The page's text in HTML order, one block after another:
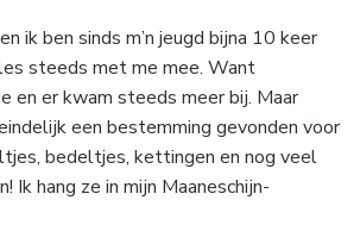
ik ben sinds m’n jeugd bijna 10 keer
steeds met me mee. Want
en er kwam steeds meer bij. Maar
een bestemming gevonden voor
bedeltjes, kettingen en nog veel
Ik hang ze in mijn Maaneschijn-